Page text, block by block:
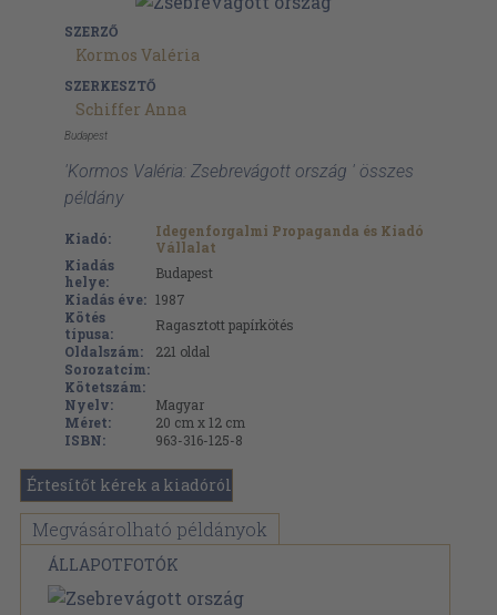
SZERZŐ
Kormos Valéria
SZERKESZTŐ
Schiffer Anna
Budapest
'Kormos Valéria: Zsebrevágott ország ' összes
példány
Kiadó:
Idegenforgalmi Propaganda és Kiadó
Vállalat
Kiadás
helye:
Budapest
Kiadás éve: 1987
Kötés
típusa:
Ragasztott papírkötés
Oldalszám:
221 oldal
Sorozatcím:
Kötetszám:
Nyelv:
Magyar
Méret:
20 cm x 12 cm
ISBN:
963-316-125-8
Értesítőt kérek a kiadóról
Megvásárolható példányok
ÁLLAPOTFOTÓK